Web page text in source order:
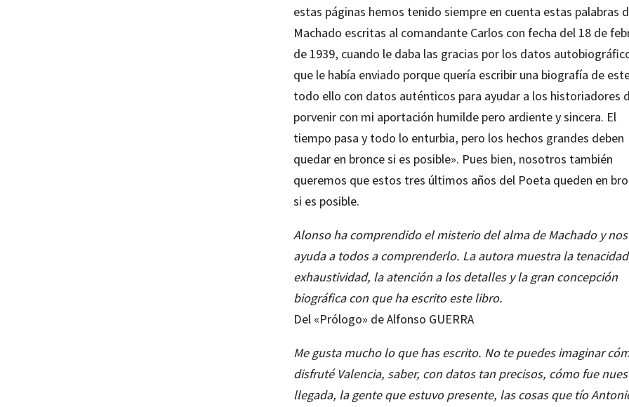
estas páginas hemos tenido siempre en cuenta estas palabras
Machado escritas al comandante Carlos con fecha del 18 de
de 1939, cuando le daba las gracias por los datos
que le había enviado porque quería escribir una biografía de
todo ello con datos auténticos para ayudar a los historiadores
porvenir con mi aportación humilde pero ardiente y sincera. El
tiempo pasa y todo lo enturbia, pero los hechos grandes deben
quedar en bronce si es posible». Pues bien, nosotros también
queremos que estos tres últimos años del Poeta queden en
si es posible.
Alonso ha comprendido el misterio del alma de Machado y nos
ayuda a todos a comprenderlo. La autora muestra la
exhaustividad, la atención a los detalles y la gran concepción
biográfica con que ha escrito este libro.
Del «Prólogo» de Alfonso GUERRA
Me gusta mucho lo que has escrito. No te puedes imaginar
disfruté Valencia, saber, con datos tan precisos, cómo fue
llegada, la gente que estuvo presente, las cosas que tío